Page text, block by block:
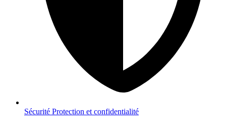
Sécurité Protection et confidentialité